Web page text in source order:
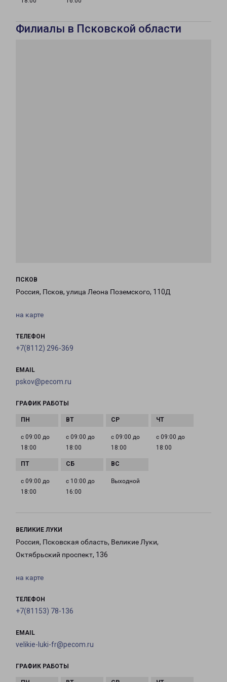
Филиалы в Псковской области
ПСКОВ
Россия, Псков, улица Леона Поземского, 110Д
на карте
ТЕЛЕФОН
+7(8112) 296-369
EMAIL
pskov@pecom.ru
ГРАФИК РАБОТЫ
с 09:00 до
18:00
с 09:00 до
18:00
с 09:00 до
18:00
с 09:00 до
18:00
с 09:00 до
18:00
с 10:00 до
16:00
Выходной
ВЕЛИКИЕ ЛУКИ
Россия, Псковская область, Великие Луки,
Октябрьский проспект, 136
на карте
ТЕЛЕФОН
+7(81153) 78-136
EMAIL
velikie-luki-fr@pecom.ru
ГРАФИК РАБОТЫ